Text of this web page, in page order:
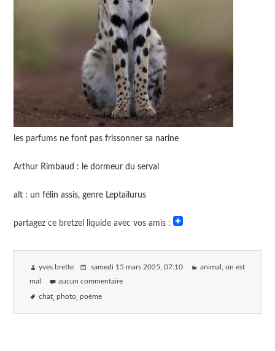
les parfums ne font pas frissonner sa narine
Arthur Rimbaud : le dormeur du serval
alt : un félin assis, genre Leptailurus
partagez ce bretzel liquide avec vos amis :
yves brette samedi 15 mars 2025, 07:10 animal, on est
mal aucun commentaire
chat photo poème